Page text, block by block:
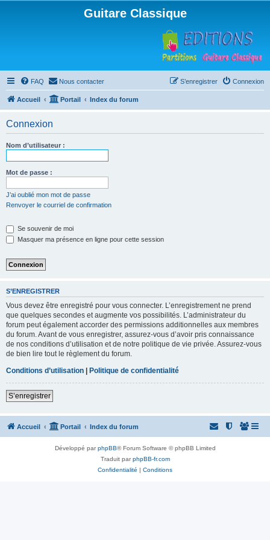
Guitare Classique
FAQ Nous contacter Connexion
S’enregistrer
Accueil Portail Index du forum
Connexion
Nom d’utilisateur :
Mot de passe :
J’ai oublié mon mot de passe
Renvoyer le courriel de confirmation
Se souvenir de moi
Masquer ma présence en ligne pour cette session
S’ENREGISTRER
Vous devez être enregistré pour vous connecter. L’enregistrement ne prend
que quelques secondes et augmente vos possibilités. L’administrateur du
forum peut également accorder des permissions additionnelles aux membres
du forum. Avant de vous enregistrer, assurez-vous d’avoir pris connaissance
de nos conditions d’utilisation et de notre politique de vie privée. Assurez-vous
de bien lire tout le règlement du forum.
Conditions d’utilisation | Politique de confidentialité
S’enregistrer
Accueil Portail Index du forum
Développé parphpBB® Forum Software © phpBB Limited
Traduit parphpBB-fr.com
Confidentialité | Conditions